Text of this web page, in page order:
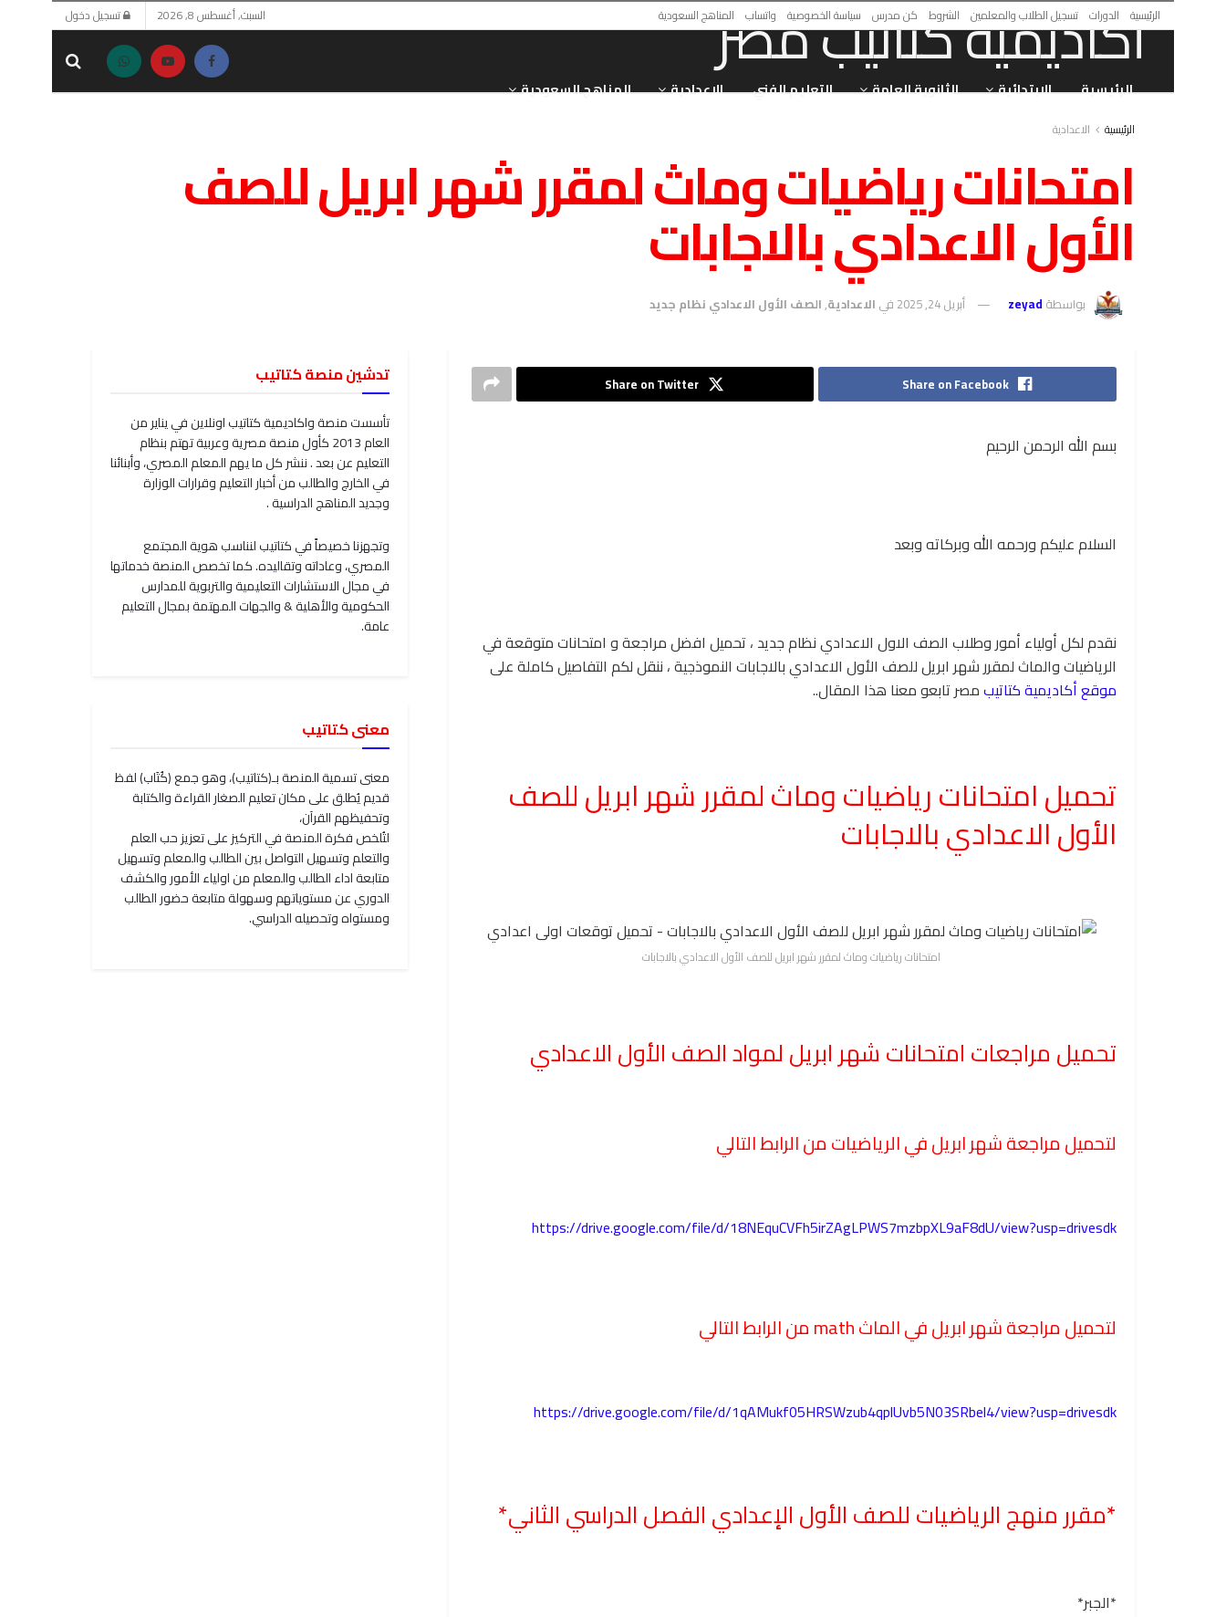
الرئيسية الدورات تسجيل الطلاب والمعلمين الشروط كن مدرس سياسة الخصوصية واتساب المناهج السعودية السبت, أغسطس 8, 2026 تسجيل دخول
الرئيسية الابتدائية الثانوية العامة التعليم الفني الاعدادية المناهج السعودية
الرئيسية الاعدادية
امتحانات رياضيات وماث لمقرر شهر ابريل للصف
الأول الاعدادي بالاجابات
بواسطة zeyad أبريل 24, 2025 في الاعدادية,الصف الأول الاعدادي نظام جديد
Share on Facebook
Share on Twitter
بسم الله الرحمن الرحيم
السلام عليكم ورحمه الله وبركاته وبعد
نقدم لكل أولياء أمور وطلاب الصف الاول الاعدادي نظام جديد ، تحميل افضل مراجعة و امتحانات متوقعة في
الرياضيات والماث لمقرر شهر ابريل للصف الأول الاعدادي بالاجابات النموذجية ، ننقل لكم التفاصيل كاملة على
موقع أكاديمية كتاتيبمصر تابعو معنا هذا المقال..
تحميل امتحانات رياضيات وماث لمقرر شهر ابريل للصف
الأول الاعدادي بالاجابات
امتحانات رياضيات وماث لمقرر شهر ابريل للصف الأول الاعدادي بالاجابات
تحميل مراجعات امتحانات شهر ابريل لمواد الصف الأول الاعدادي
لتحميل مراجعة شهر ابريل في الرياضيات من الرابط التالي
https://drive.google.com/file/d/18NEquCVFh5irZAgLPWS7mzbpXL9aF8dU/view?usp=drivesdk
لتحميل مراجعة شهر ابريل في الماث math من الرابط التالي
https://drive.google.com/file/d/1qAMukf05HRSWzub4qplUvb5N03SRbel4/view?usp=drivesdk
*مقرر منهج الرياضيات للصف الأول الإعدادي الفصل الدراسي الثاني*
*الجبر*
تدشين منصة كتاتيب
تأسست منصة واكاديمية كتاتيب اونلاين في يناير من
العام 2013 كأول منصة مصرية وعربية تهتم بنظام
التعليم عن بعد . ننشر كل ما يهم المعلم المصري، وأبنائنا
في الخارج والطالب من أخبار التعليم وقرارات الوزارة
وجديد المناهج الدراسية .
وتجهزنا خصيصاً في كتاتيب لنناسب هوية المجتمع
المصري، وعاداته وتقاليده. كما تخصص المنصة خدماتها
في مجال الاستشارات التعليمية والتربوية للمدارس
الحكومية والأهلية & والجهات المهتمة بمجال التعليم
عامة.
معنى كتاتيب
معنى تسمية المنصة بـ(كتاتيب)، وهو جمع (كُتَاب) لفظ
قديم يُطلق على مكان تعليم الصغار القراءة والكتابة
وتحفيظهم القرآن،
لتُلخص فكرة المنصة في التركيز على تعزيز حب العلم
والتعلم وتسهيل التواصل بين الطالب والمعلم وتسهيل
متابعة اداء الطالب والمعلم من اولياء الأمور والكشف
الدوري عن مستوياتهم وسهولة متابعة حضور الطالب
ومستواه وتحصيله الدراسي.